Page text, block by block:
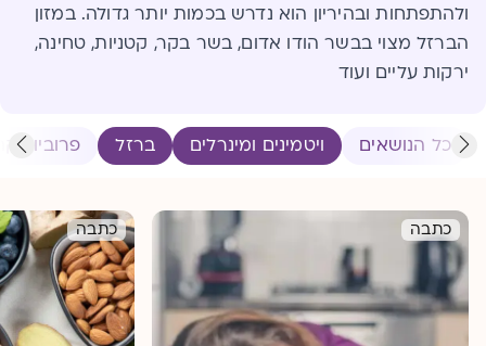
ולהתפתחות ובהיריון הוא נדרש בכמות יותר גדולה. במזון
הברזל מצוי בבשר הודו אדום, בשר בקר, קטניות, טחינה,
ירקות עליים ועוד
כל הנושאים ויטמינים ומינרלים ברזל
כתבה כתבה